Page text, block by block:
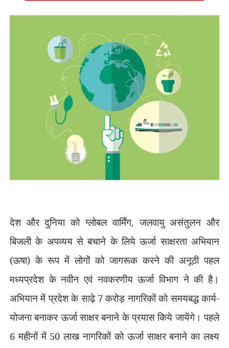
देश और दुनिया को ग्लोबल वार्मिंग,जलवायु असंतुलन और
बिजली के अपव्यय से बचाने के लिये ऊर्जा साक्षरता अभियान
(ऊषा) के रूप में लोगों को जागरूक करने की अनूठी पहल
मध्यप्रदेश के नवीन एवं नवकरणीय ऊर्जा विभाग ने की है।
अभियान में प्रदेश के साढ़े 7 करोड़ नागरिकों को समयबद्ध कार्य-
योजना बनाकर ऊर्जा साक्षर बनाने के प्रयास किये जायेंगे। पहले
6 महीनों में 50 लाख नागरिकों को ऊर्जा साक्षर बनाने का लक्ष्य